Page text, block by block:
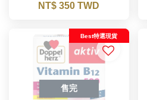
NT$ 350 TWD
售完
Best特選現貨